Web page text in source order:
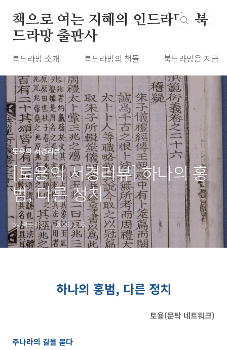
책으로 여는 지혜의 인드라망, 북
드라망 출판사
북드라망 소개 북드라망의 책들 북드라망은 지금
토용의 서경리뷰
[토용의 서경리뷰] 하나의 홍
범, 다른 정치
by 북드라망 2026. 1. 6.
하나의 홍범, 다른 정치
토용(문탁 네트워크)
주나라의 길을 묻다